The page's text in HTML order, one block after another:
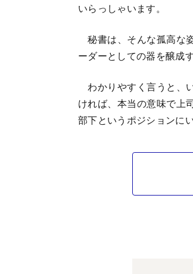
いらっしゃいます。
秘書は、そんな孤高な
ーダーとしての器を醸成
わかりやすく言うと、
ければ、本当の意味で上
部下というポジションに